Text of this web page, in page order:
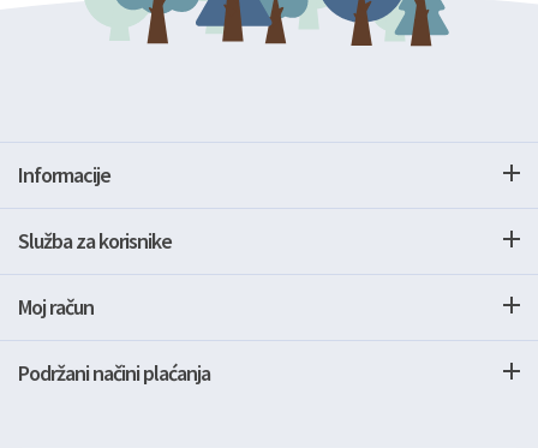
Informacije
Služba za korisnike
Moj račun
Podržani načini plaćanja